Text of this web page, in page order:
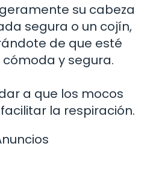
su cabeza
segura o un cojín,
de que esté
y segura.
a que los mocos
la respiración.